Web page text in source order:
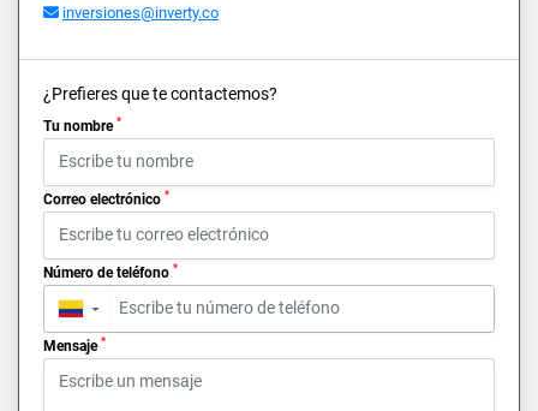
inversiones@inverty.co
¿Prefieres que te contactemos?
Tu nombre *
Correo electrónico *
Número de teléfono *
▼
Mensaje *